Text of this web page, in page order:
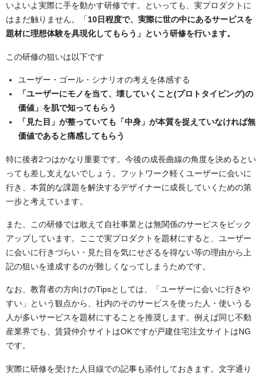
いよいよ実際に手を動かす研修です。といっても、実プロダクトに
はまだ触りません。「10日程度で、実際に世の中にあるサービスを
題材に理想体験を具現化してもらう」という研修を行います。
この研修の狙いは以下です
ユーザー・ゴール・シナリオの考えを体感する
「ユーザーにモノを当て、壊していくこと(プロトタイピング)の
価値」を肌で知ってもらう
「見た目」が整っていても「中身」が本質を捉えていなければ無
価値であると痛感してもらう
特に後者2つはかなり重要です。今後の成長曲線の角度を決めるとい
っても差し支えないでしょう。フットワーク軽くユーザーに会いに
行き、本質的な課題を解決するデザイナーに成長していくための第
一歩と考えています。
また、この研修では敢えて自社事業とは無関係のサービスをピック
アップしています。ここで実プロダクトを題材にすると、ユーザー
に会いに行きづらい・見た目を気にせざるを得ない等の理由から上
記の狙いを達成するのが難しくなってしまうためです。
なお、教育者の方向けのTipsとしては、「ユーザーに会いに行きや
すい」という観点から、社内のそのサービスを使った人・使いうる
人が多いサービスを題材にすることを推奨します。例えば同じ不動
産業界でも、賃貸仲介サイトはOKですが戸建住宅注文サイトはNG
です。
実際に研修を受けた人目線での記事も添付しておきます。文字通り